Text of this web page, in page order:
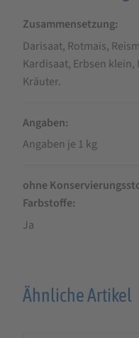
Zusammensetzung
Darisaat, Rotmais,
Kardisaat, Erbsen
Kräuter.
Angaben
Angaben je 1 kg
ohne
Farbstoffe
Ja
Ähnliche Artikel